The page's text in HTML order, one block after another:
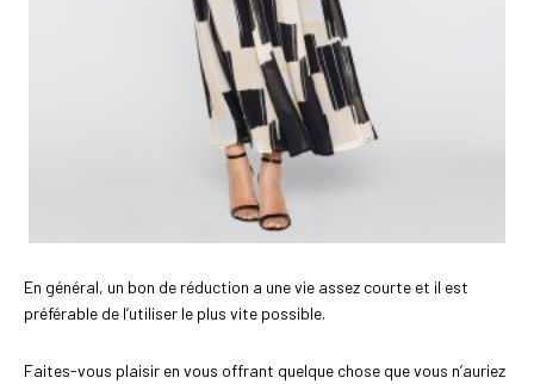
En général, un bon de réduction a une vie assez courte et il est
préférable de l’utiliser le plus vite possible.
Faites-vous plaisir en vous offrant quelque chose que vous n’auriez